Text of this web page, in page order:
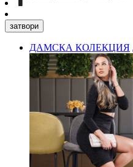
затвори
ДАМСКА КОЛЕКЦИЯ